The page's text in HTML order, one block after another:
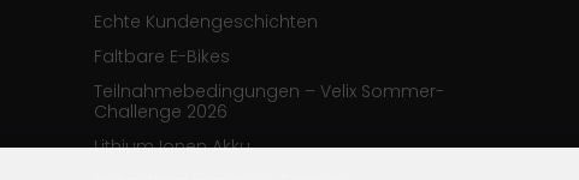
Echte Kundengeschichten
Faltbare E-Bikes
Teilnahmebedingungen – Velix Sommer-
Challenge 2026
Lithium Ionen Akku